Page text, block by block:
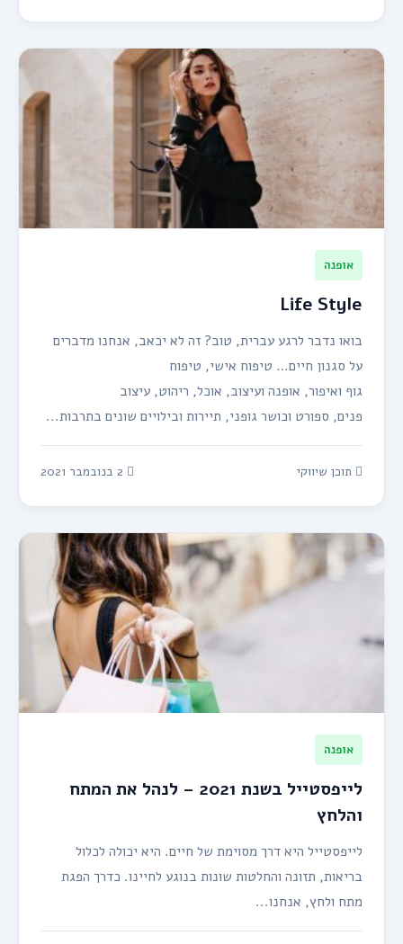
אופנה
Life Style
בואו נדבר לרגע עברית, טוב? זה לא יכאב, אנחנו מדברים
על סגנון חיים… טיפוח אישי, טיפוח
גוף ואיפור, אופנה ועיצוב, אוכל, ריהוט, עיצוב
פנים, ספורט וכושר גופני, תיירות ובילויים שונים בתרבות...
תוכן שיווקי
אופנה
לייפסטייל בשנת 2021 – לנהל את המתח
והלחץ
לייפסטייל היא דרך מסוימת של חיים. היא יכולה לכלול
בריאות, תזונה והחלטות שונות בנוגע לחיינו. כדרך הפגת
מתח ולחץ, אנחנו...